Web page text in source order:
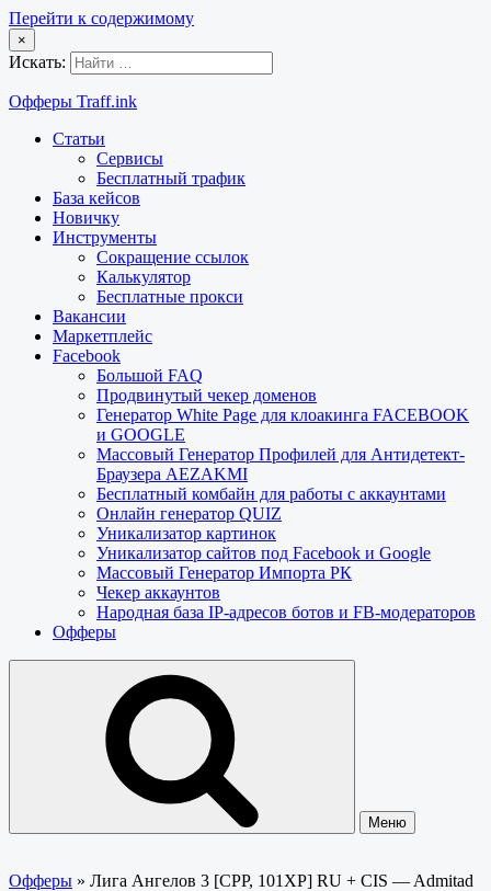
Перейти к содержимому
×
Искать:
Офферы Traff.ink
Статьи
Сервисы
Бесплатный трафик
База кейсов
Новичку
Инструменты
Сокращение ссылок
Калькулятор
Бесплатные прокси
Вакансии
Маркетплейс
Facebook
Большой FAQ
Продвинутый чекер доменов
Генератор White Page для клоакинга FACEBOOK
и GOOGLE
Массовый Генератор Профилей для Антидетект-
Браузера AEZAKMI
Бесплатный комбайн для работы с аккаунтами
Онлайн генератор QUIZ
Уникализатор картинок
Уникализатор сайтов под Facebook и Google
Массовый Генератор Импорта РК
Чекер аккаунтов
Народная база IP-адресов ботов и FB-модераторов
Офферы
Меню
Офферы » Лига Ангелов 3 [CPP, 101XP] RU + CIS — Admitad